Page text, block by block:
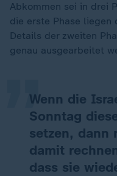
Abkommen sei in drei
die erste Phase liegen
Details der zweiten
genau ausgearbeitet
Wenn die
Sonntag
setzen, dann
damit
dass sie
„